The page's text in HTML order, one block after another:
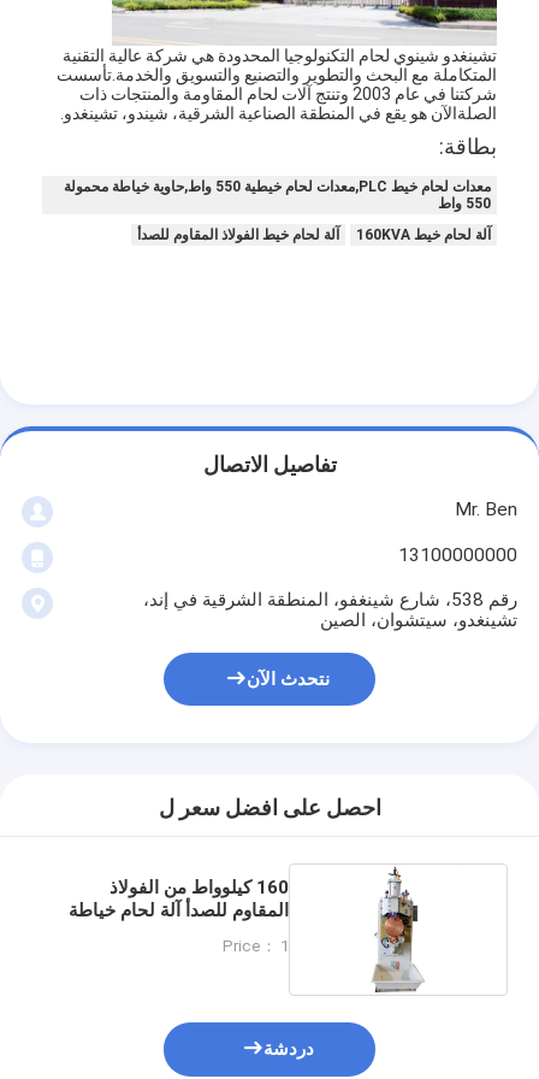
جولة في المعمل
ضبط الجودة
اتصل بنا
أخبار
جميع القضايا
آلة لحام بقعة ثابتة
آلة لحام البقعة متعددة الرؤوس
آلة لحام البقعة الجدول
آلة لحام البقعة اليدوية
مسدس لحام بروتيكي
آلة لحام الانتشار
آلة لحام بالليزر
آلة لحام مسمار
كابلات بدون ركلة
تشينغدو شينوي لحام التكنولوجيا المحدودة هي شركة عالية التقنية
المتكاملة مع البحث والتطوير والتصنيع والتسويق والخدمة.تأسست
شركتنا في عام 2003 وتنتج آلات لحام المقاومة والمنتجات ذات
الصلةالآن هو يقع في المنطقة الصناعية الشرقية، شيندو، تشينغدو.
بطاقة:
معدات لحام خيط PLC,معدات لحام خيطية 550 واط,حاوية خياطة محمولة
550 واط
آلة لحام خيط 160KVA
آلة لحام خيط الفولاذ المقاوم للصدأ
تفاصيل الاتصال
Mr. Ben
13100000000
رقم 538، شارع شينغفو، المنطقة الشرقية في إند،
تشينغدو، سيتشوان، الصين
نتحدث الآن
احصل على افضل سعر ل
160 كيلوواط من الفولاذ
المقاوم للصدأ آلة لحام خياطة
Price： 1
دردشة